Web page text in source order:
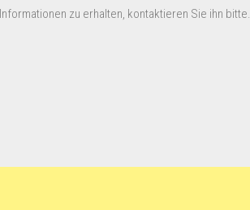
zu erhalten, kontaktieren Sie ihn bitte.